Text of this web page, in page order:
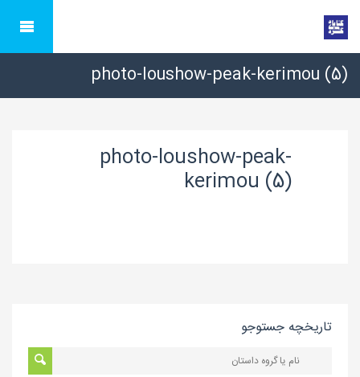
photo-loushow-peak-kerimou (5)
photo-loushow-peak-
kerimou (5)
تاریخچه جستوجو